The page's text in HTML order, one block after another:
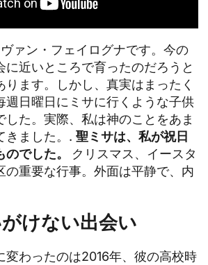
ァン・フェイログナです。今の
に近いところで育ったのだろうと
ります。しかし、真実はまったく
週日曜日にミサに行くような子供
した。実際、私は神のことをあま
きました。. 聖ミサは、私が祝日
のでした。 クリスマス、イースタ
の重要な行事。外面は平静で、内
けない出会い
変わったのは2016年、彼の高校時